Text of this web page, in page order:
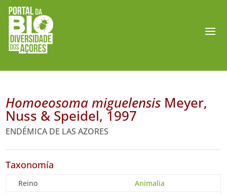
Homoeosoma miguelensis Meyer,
Nuss & Speidel, 1997
ENDÉMICA DE LAS AZORES
Taxonomía
Reino
Animalia